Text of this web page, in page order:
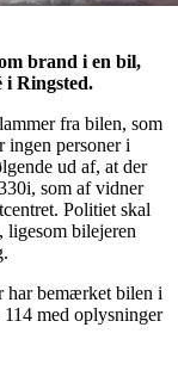
brand i en bil,
i Ringsted.
fra bilen, som
ingen personer i
ud af, at der
som af vidner
Politiet skal
ligesom bilejeren
har bemærket bilen i
med oplysninger